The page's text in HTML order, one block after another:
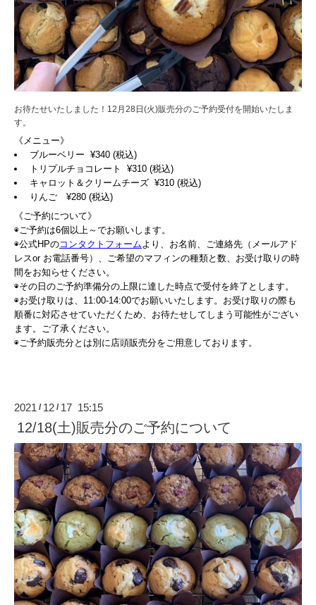
お待たせいたしました！12月28日(火)販売分のご予約受付を開始いたしま
す。
《メニュー》
ブルーベリー ¥340 (税込)
トリプルチョコレート ¥310 (税込)
キャロット＆クリームチーズ ¥310 (税込)
りんご ¥280 (税込)
《ご予約について》
◉ご予約は6個以上～でお願いします。
◉公式HPのコンタクトフォーム より、お名前、ご連絡先（メールアド
レスor お電話番号）、ご希望のマフィンの種類と数、お受け取りの時
間をお知らせください。
◉その日のご予約準備分の上限に達した時点で受付を終了とします。
◉お受け取りは、11:00-14:00でお願いいたします。お受け取りの際も
順番に対応させていただくため、お待たせしてしまう可能性がござい
ます。ご了承ください。
◉ご予約販売分とは別に店頭販売分をご用意しております。
2021 / 12 / 17 15:15
12/18(土)販売分のご予約について